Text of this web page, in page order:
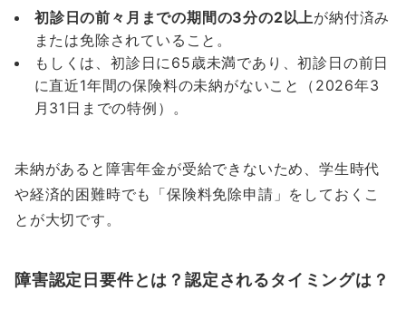
初診日の前々月までの期間の3分の2以上が納付済み
または免除されていること。
もしくは、初診日に65歳未満であり、初診日の前日
に直近1年間の保険料の未納がないこと（2026年3
月31日までの特例）。
未納があると障害年金が受給できないため、学生時代
や経済的困難時でも「保険料免除申請」をしておくこ
とが大切です。
障害認定日要件とは？認定されるタイミングは？